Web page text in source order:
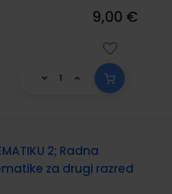
9,00 €
2; Radna
za drugi razred